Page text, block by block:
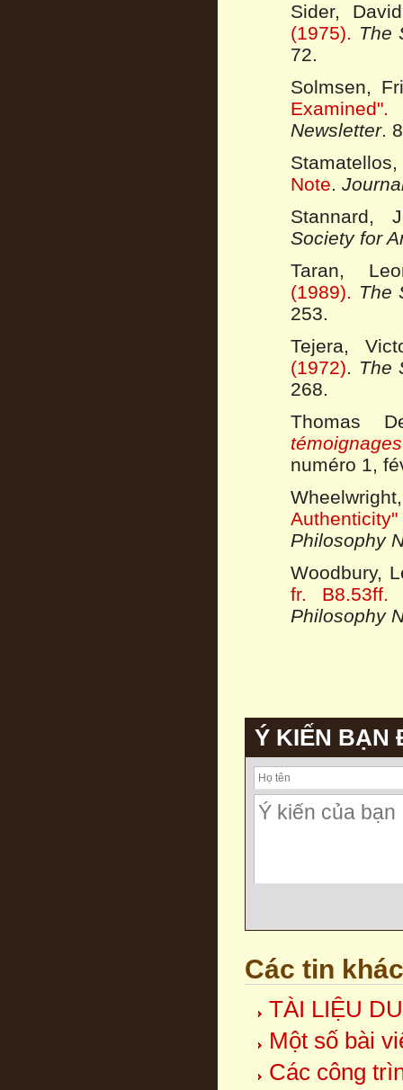
Sider,
(1975). The
72.
Solmsen,
Examined".
Newsletter.
Note.
Stannard,
Society for
Taran,
(1989). The
253.
Tejera,
(1972). The
268.
Thomas
témoignages
numéro 1,
Authenticity"
Philosophy
Woodbury,
fr. B8.53ff.
Philosophy
Ý KIẾN BẠN
Các tin khác
TÀI LIỆU
Một số bài
Các công